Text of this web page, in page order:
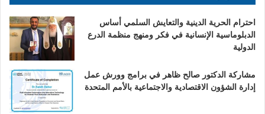
احترام الحرية الدينية والتعايش السلمي أساس
الدبلوماسية الإنسانية في فكر ومنهج منظمة الدرع
الدولية
مشاركة الدكتور صالح ظاهر في برامج وورش عمل
إدارة الشؤون الاقتصادية والاجتماعية بالأمم المتحدة